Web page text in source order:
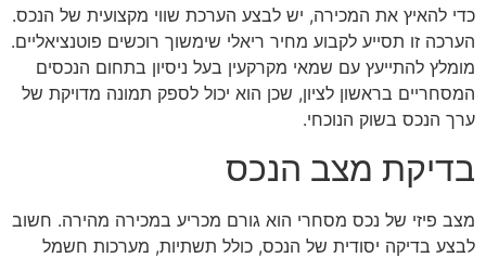
כדי להאיץ את המכירה, יש לבצע הערכת שווי מקצועית של הנכס.
הערכה זו תסייע לקבוע מחיר ריאלי שימשוך רוכשים פוטנציאליים.
מומלץ להתייעץ עם שמאי מקרקעין בעל ניסיון בתחום הנכסים
המסחריים בראשון לציון, שכן הוא יכול לספק תמונה מדויקת של
ערך הנכס בשוק הנוכחי.
בדיקת מצב הנכס
מצב פיזי של נכס מסחרי הוא גורם מכריע במכירה מהירה. חשוב
לבצע בדיקה יסודית של הנכס, כולל תשתיות, מערכות חשמל